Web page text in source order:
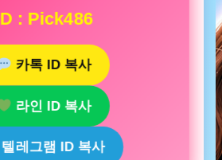
: Pick486
카톡 ID 복사
라인 ID 복사
텔레그램 ID 복사